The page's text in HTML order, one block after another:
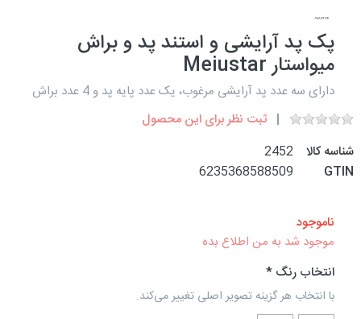
پک پد آرایشی و استند پد و براش
میواستار Meiustar
دارای سه عدد پد آرایشی مرغوب، یک عدد پایه پد و 4 عدد براش‌
ثبت نظر برای این محصول
شناسه کالا
2452
GTIN
6235368588509
ناموجود
موجود شد به من اطلاع بده
انتخاب رنگ
با انتخاب هر گزینه تصویر اصلی تغییر می‌کند.